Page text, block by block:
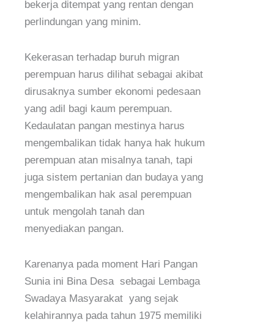
bekerja ditempat yang rentan dengan
perlindungan yang minim.
Kekerasan terhadap buruh migran
perempuan harus dilihat sebagai akibat
dirusaknya sumber ekonomi pedesaan
yang adil bagi kaum perempuan.
Kedaulatan pangan mestinya harus
mengembalikan tidak hanya hak hukum
perempuan atan misalnya tanah, tapi
juga sistem pertanian dan budaya yang
mengembalikan hak asal perempuan
untuk mengolah tanah dan
menyediakan pangan.
Karenanya pada moment Hari Pangan
Sunia ini Bina Desa sebagai Lembaga
Swadaya Masyarakat yang sejak
kelahirannya pada tahun 1975 memiliki